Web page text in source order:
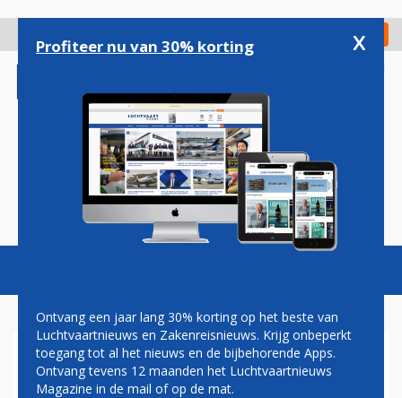
gaan
Check in
Magazine Podcasts Vacatures
VRACHTSECTOR
Profiteer nu van 30% korting x
Ontvang een jaar lang 30% korting op het beste van
Luchtvaartnieuws en Zakenreisnieuws. Krijg onbeperkt
toegang tot al het nieuws en de bijbehorende Apps.
Ontvang tevens 12 maanden het Luchtvaartnieuws
Magazine in de mail of op de mat.